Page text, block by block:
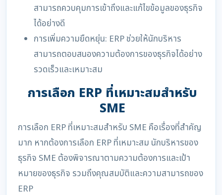
สามารถควบคุมการเข้าถึงและแก้ไขข้อมูลของธุรกิจ
ได้อย่างดี
การเพิ่มความยืดหยุ่น: ERP ช่วยให้นักบริหาร
สามารถตอบสนองความต้องการของธุรกิจได้อย่าง
รวดเร็วและเหมาะสม
การเลือก ERP ที่เหมาะสมสำหรับ
SME
การเลือก ERP ที่เหมาะสมสำหรับ SME คือเรื่องที่สำคัญ
มาก หากต้องการเลือก ERP ที่เหมาะสม นักบริหารของ
ธุรกิจ SME ต้องพิจารณาตามความต้องการและเป้า
หมายของธุรกิจ รวมถึงคุณสมบัติและความสามารถของ
ERP